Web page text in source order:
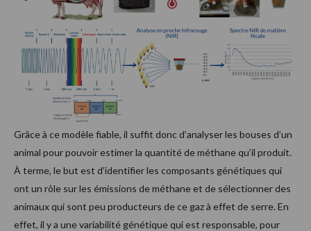
Grâce à ce modèle fiable, il suffit donc d’analyser les bouses d’un
animal pour pouvoir estimer la quantité de méthane qu’il produit.
À terme, le but est d’identifier les composants génétiques qui
ont un rôle sur les émissions de méthane et de sélectionner des
animaux qui sont peu producteurs de ce gaz à effet de serre. En
effet, il y a une variabilité génétique qui est responsable, pour